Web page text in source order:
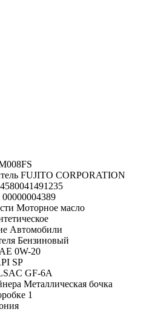
FUJITO CORPORATION
4580041491235
00000004389
Моторное масло
Автомобили
Бензиновый
0W-20
SP
GF-6A
Металлическая бочка
1